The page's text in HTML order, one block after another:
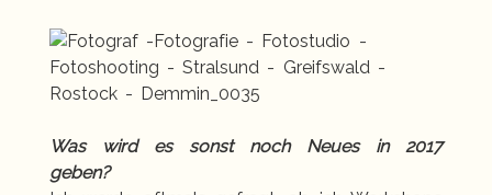
Was wird es sonst noch Neues in 2017
geben?